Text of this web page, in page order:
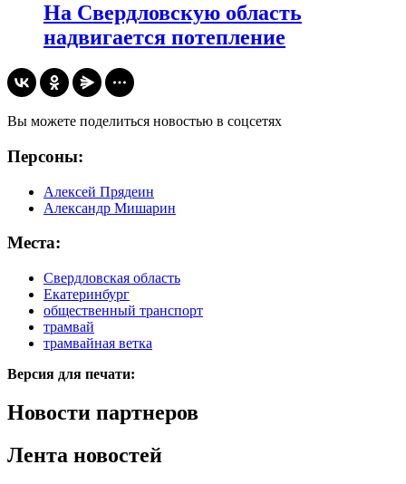
На Свердловскую область
надвигается потепление
Вы можете поделиться новостью в соцсетях
Персоны:
Алексей Прядеин
Александр Мишарин
Места:
Свердловская область
Екатеринбург
общественный транспорт
трамвай
трамвайная ветка
Версия для печати:
Новости партнеров
Лента новостей